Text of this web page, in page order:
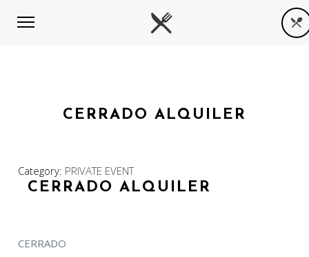
CERRADO ALQUILER
Category: PRIVATE EVENT
CERRADO ALQUILER
CERRADO